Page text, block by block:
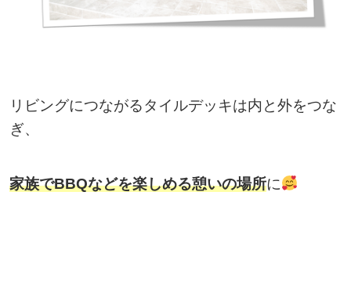
リビングにつながるタイルデッキは内と外をつな
ぎ、
家族でBBQなどを楽しめる憩いの場所に